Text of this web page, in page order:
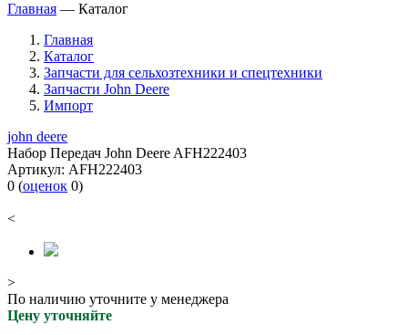
Главная — Каталог
Главная
Каталог
Запчасти для сельхозтехники и спецтехники
Запчасти John Deere
Импорт
john deere
Набор Передач John Deere AFH222403
Артикул: AFH222403
0 (оценок 0)
<
>
По наличию уточните у менеджера
Цену уточняйте